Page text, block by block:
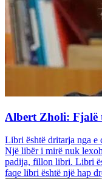
Albert Zholi: Fjalë
Libri është dritarja nga e
Një libër i mirë nuk
padija, fillon libri. Libri
faqe libri është një hap